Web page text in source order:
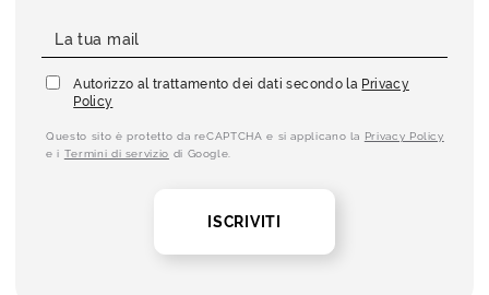
Autorizzo al trattamento dei dati secondo la Privacy
Policy
Questo sito è protetto da reCAPTCHA e si applicano la Privacy Policy
e i Termini di servizio di Google.
ISCRIVITI